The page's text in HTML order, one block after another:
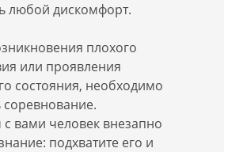
любой дискомфорт.
плохого
или проявления
состояния, необходимо
соревнование.
вами человек внезапно
подхватите его и